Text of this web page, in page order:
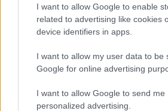
I want to allow Google to enable
related to advertising like cookies
device identifiers in apps.
I want to allow my user data to be
Google for online advertising
I want to allow Google to send me
personalized advertising.